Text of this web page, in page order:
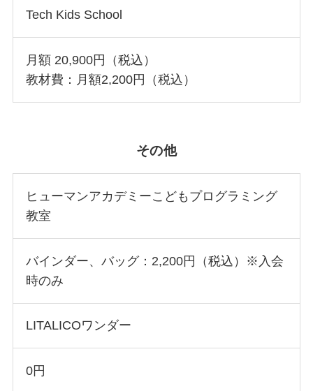
Tech Kids School
月額 20,900円（税込）
教材費：月額2,200円（税込）
その他
ヒューマンアカデミーこどもプログラミング
教室
バインダー、バッグ：2,200円（税込）※入会
時のみ
LITALICOワンダー
0円